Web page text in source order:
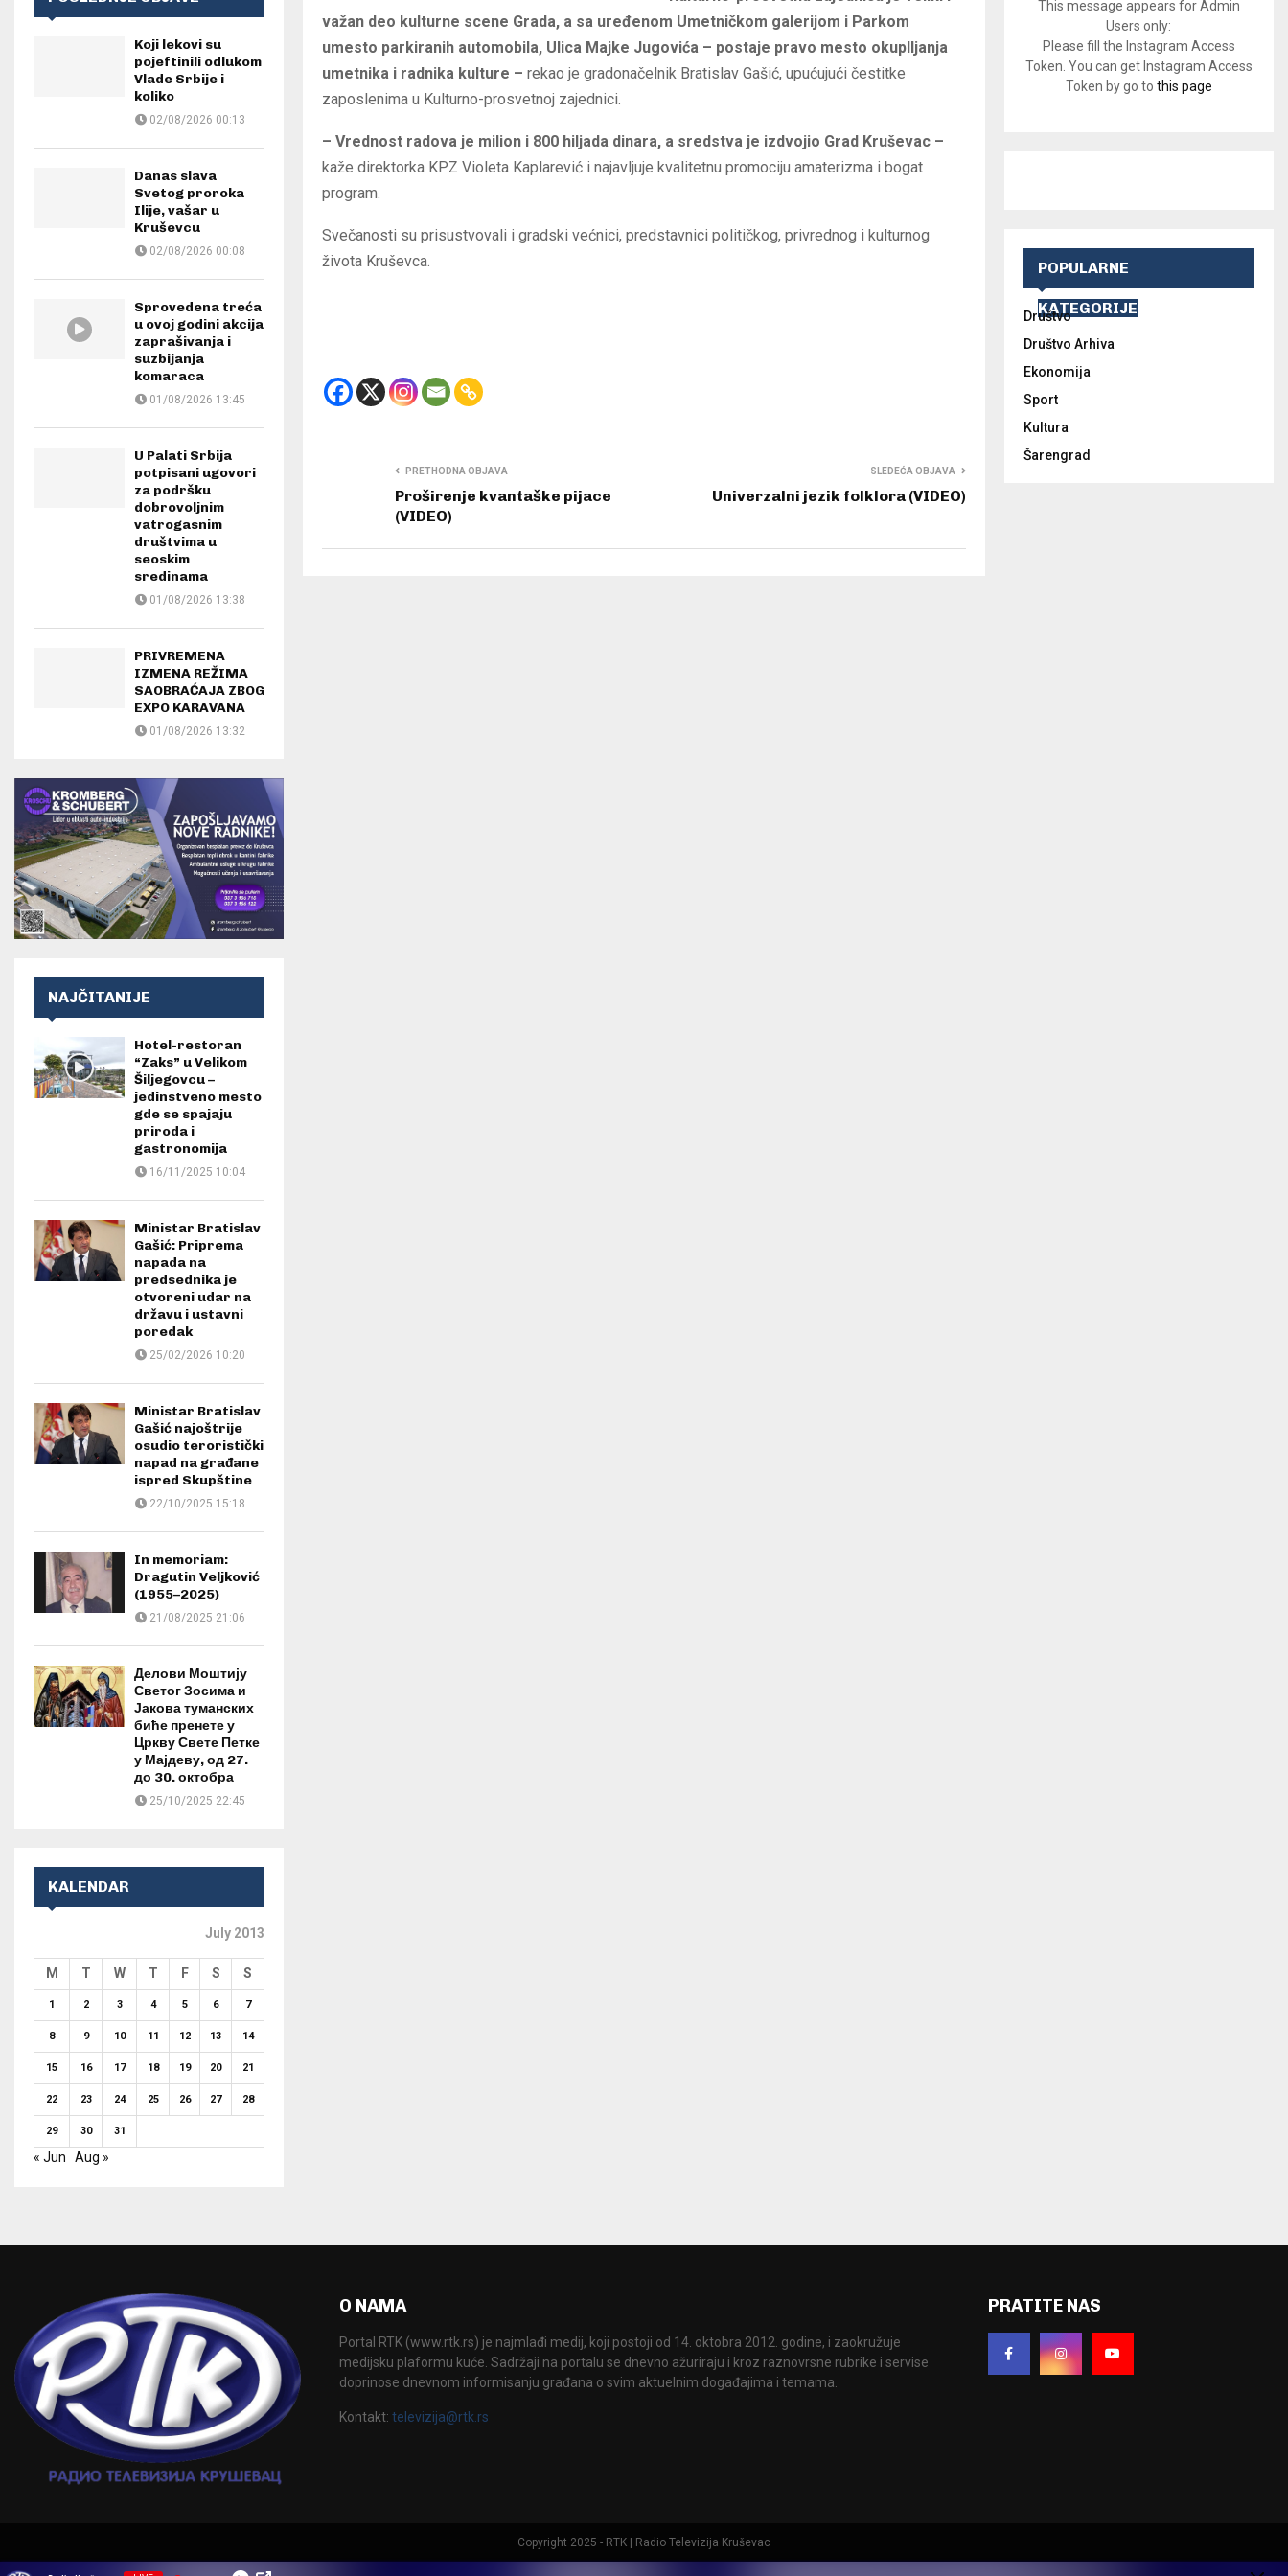
važan deo kulturne scene Grada, a sa uređenom Umetničkom galerijom i Parkom
umesto parkiranih automobila, Ulica Majke Jugovića – postaje pravo mesto okuplljanja
umetnika i radnika kulture – rekao je gradonačelnik Bratislav Gašić, upućujući čestitke
zaposlenima u Kulturno-prosvetnoj zajednici.
– Vrednost radova je milion i 800 hiljada dinara, a sredstva je izdvojio Grad Kruševac –
kaže direktorka KPZ Violeta Kaplarević i najavljuje kvalitetnu promociju amaterizma i bogat
program.
Svečanosti su prisustvovali i gradski većnici, predstavnici političkog, privrednog i kulturnog
života Kruševca.
PRETHODNA OBJAVA
Proširenje kvantaške pijace
(VIDEO)
SLEDEĆA OBJAVA
Univerzalni jezik folklora (VIDEO)
Koji lekovi su
pojeftinili odlukom
Vlade Srbije i
koliko
02/08/2026 00:13
Danas slava
Svetog proroka
Ilije, vašar u
Kruševcu
02/08/2026 00:08
Sprovedena treća
u ovoj godini akcija
zaprašivanja i
suzbijanja
komaraca
01/08/2026 13:45
U Palati Srbija
potpisani ugovori
za podršku
dobrovoljnim
vatrogasnim
društvima u
seoskim
sredinama
01/08/2026 13:38
PRIVREMENA
IZMENA REŽIMA
SAOBRAĆAJA ZBOG
EXPO KARAVANA
01/08/2026 13:32
NAJČITANIJE
Hotel-restoran
“Zaks” u Velikom
Šiljegovcu –
jedinstveno mesto
gde se spajaju
priroda i
gastronomija
16/11/2025 10:04
Ministar Bratislav
Gašić: Priprema
napada na
predsednika je
otvoreni udar na
državu i ustavni
poredak
25/02/2026 10:20
Ministar Bratislav
Gašić najoštrije
osudio teroristički
napad na građane
ispred Skupštine
22/10/2025 15:18
In memoriam:
Dragutin Veljković
(1955–2025)
21/08/2025 21:06
Делови Моштију
Светог Зосима и
Јакова туманских
биће пренете у
Цркву Свете Петке
у Мајдеву, од 27.
до 30. октобра
25/10/2025 22:45
KALENDAR
July 2013
M T W T F S S
1 2 3 4 5 6 7
8 9 10 11 12 13 14
15 16 17 18 19 20 21
22 23 24 25 26 27 28
29 30 31
« Jun Aug »
This message appears for Admin
Users only:
Please fill the Instagram Access
Token. You can get Instagram Access
Token by go to this page
POPULARNE
KATEGORIJE
Društvo
Društvo Arhiva
Ekonomija
Sport
Kultura
Šarengrad
O NAMA
Portal RTK (www.rtk.rs) je najmlađi medij, koji postoji od 14. oktobra 2012. godine, i zaokružuje
medijsku plaformu kuće. Sadržaji na portalu se dnevno ažuriraju i kroz raznovrsne rubrike i servise
doprinose dnevnom informisanju građana o svim aktuelnim događajima i temama.
Kontakt: televizija@rtk.rs
PRATITE NAS
Copyright 2025 - RTK | Radio Televizija Kruševac